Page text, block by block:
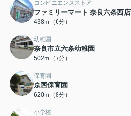
コンビニエンスストア
ファミリーマート 奈良六条西店
438ｍ（6分）
幼稚園
奈良市立六条幼稚園
502ｍ（7分）
保育園
京西保育園
620ｍ（8分）
小学校